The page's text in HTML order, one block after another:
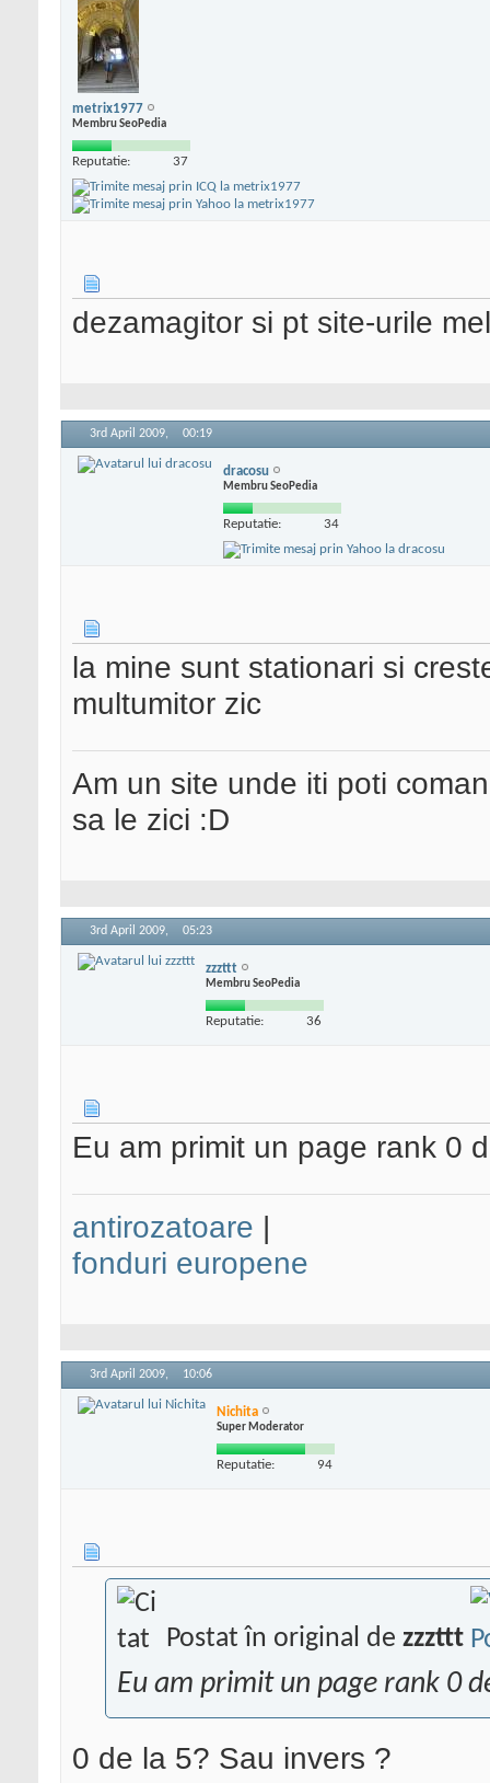
metrix1977
Membru SeoPedia
Reputatie: 37
dezamagitor si pt site-urile
3rd April 2009, 00:19
dracosu
Membru SeoPedia
Reputatie: 34
la mine sunt stationari si
multumitor zic
Am un site unde iti poti
sa le zici :D
3rd April 2009, 05:23
zzzttt
Membru SeoPedia
Reputatie: 36
Eu am primit un page rank 0
antirozatoare |
fonduri europene
3rd April 2009, 10:06
Nichita
Super Moderator
Reputatie: 94
Postat în original de zzzttt
Eu am primit un page rank 0
0 de la 5? Sau invers ?